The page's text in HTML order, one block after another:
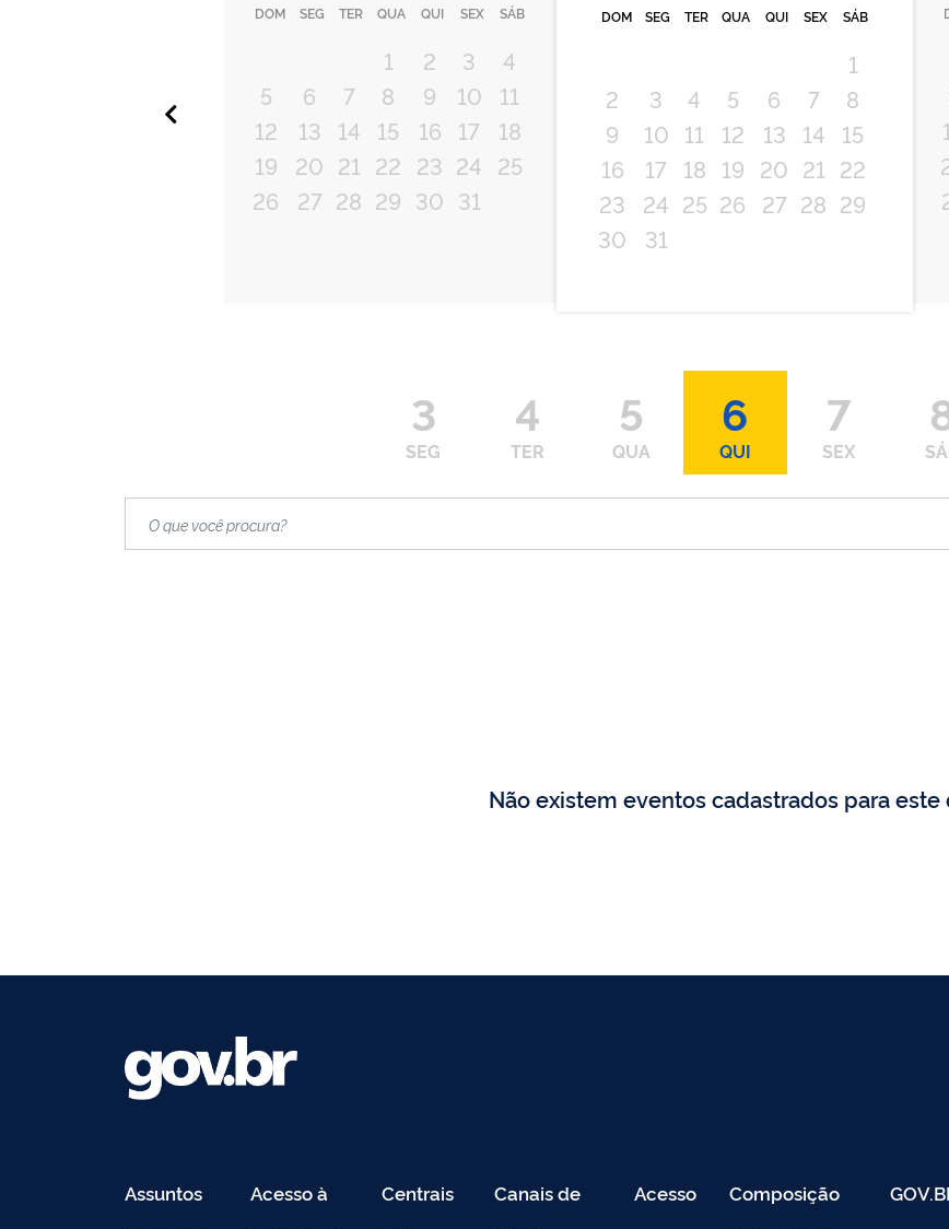
DOM SEG TER QUA QUI SEX SÁB
1 2 3
4
5
6 7 8 9 10
11
12
13 14 15 16 17
18
19
20 21 22 23 24 25
26
27 28 29 30 31
DOM SEG TER QUA QUI SEX SÁB
1
2
3 4 5 6 7
8
9
10 11 12 13 14
15
16
17 18 19 20 21 22
23
24 25 26 27 28 29
30
31
3
SEG
4
TER
5
QUA
6
QUI
7
SEX
Não existem eventos cadastrados para este
Assuntos Acesso à
Informação
Centrais
de
Canais de
Atendimento
Acesso
Restrito
Composição